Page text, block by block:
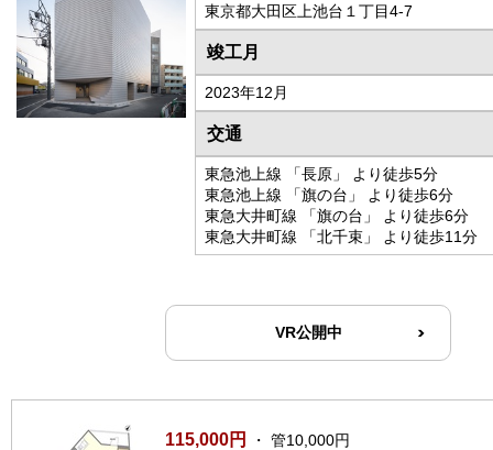
東京都大田区上池台１丁目4-7
竣工月
2023年12月
交通
東急池上線 「長原」 より徒歩5分
東急池上線 「旗の台」 より徒歩6分
東急大井町線 「旗の台」 より徒歩6分
東急大井町線 「北千束」 より徒歩11分
VR公開中
115,000円
・ 管10,000円